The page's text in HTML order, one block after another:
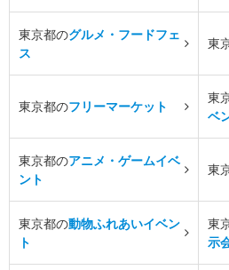
東京都のグルメ・フードフェ
ス
東
東京都のフリーマーケット
東
ベ
東京都のアニメ・ゲームイベ
ント
東
東京都の動物ふれあいイベン
ト
東
示